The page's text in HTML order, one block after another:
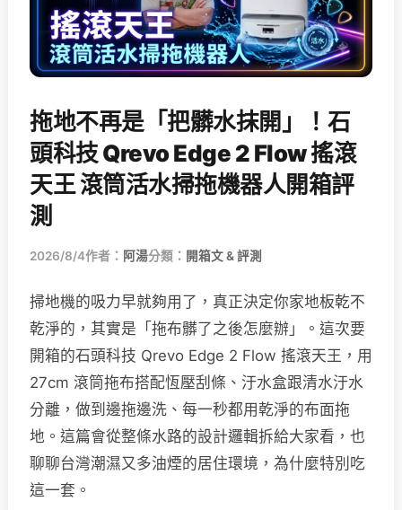
拖地不再是「把髒水抹開」！石
頭科技 Qrevo Edge 2 Flow 搖滾
天王 滾筒活水掃拖機器人開箱評
測
2026/8/4作者： 阿湯分類： 開箱文 & 評測
掃地機的吸力早就夠用了，真正決定你家地板乾不
乾淨的，其實是「拖布髒了之後怎麼辦」。這次要
開箱的石頭科技 Qrevo Edge 2 Flow 搖滾天王，用
27cm 滾筒拖布搭配恆壓刮條、汙水盒跟清水汙水
分離，做到邊拖邊洗、每一秒都用乾淨的布面拖
地。這篇會從整條水路的設計邏輯拆給大家看，也
聊聊台灣潮濕又多油煙的居住環境，為什麼特別吃
這一套。